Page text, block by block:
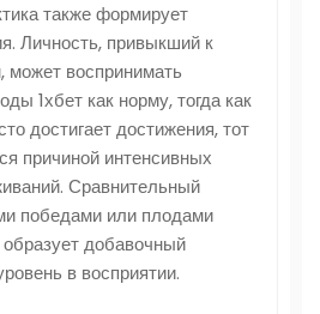
также формирует
Личность, привыкший к
воспринимать
1хбет как норму, тогда как
достигает достижения, тот
причиной интенсивных
Сравнительный
победами или плодами
добавочный
в восприятии.